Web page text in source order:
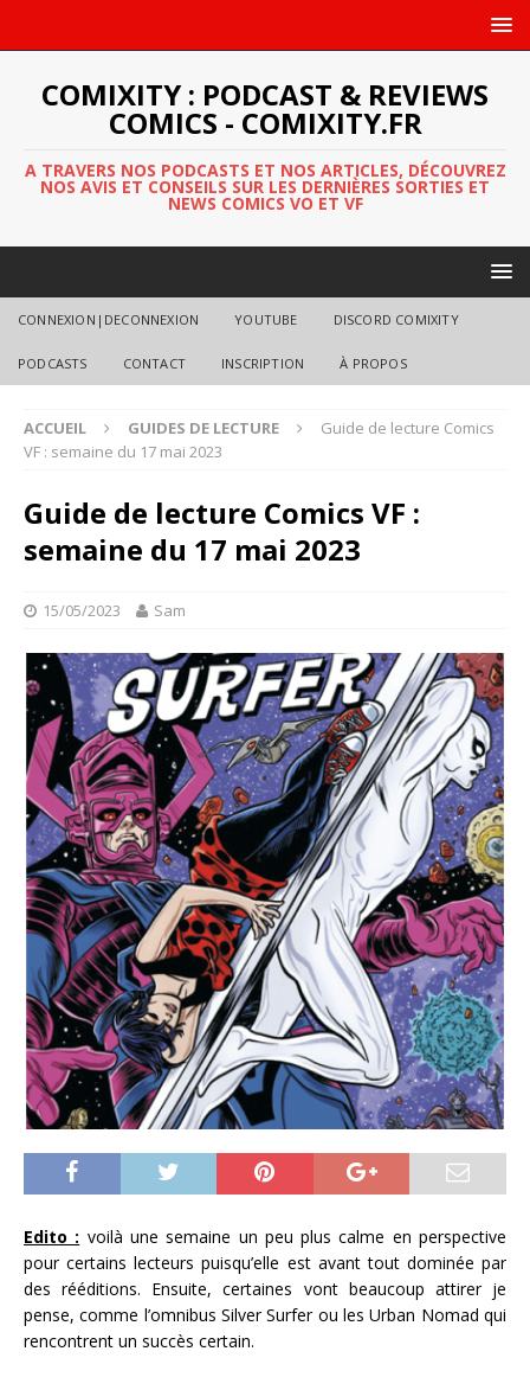
COMIXITY : PODCAST & REVIEWS
COMICS - COMIXITY.FR
A TRAVERS NOS PODCASTS ET NOS ARTICLES, DÉCOUVREZ
NOS AVIS ET CONSEILS SUR LES DERNIÈRES SORTIES ET
NEWS COMICS VO ET VF
CONNEXION|DECONNEXION YOUTUBE DISCORD COMIXITY
PODCASTS CONTACT INSCRIPTION À PROPOS
ACCUEIL GUIDES DE LECTURE
Guide de lecture Comics
VF : semaine du 17 mai 2023
Guide de lecture Comics VF :
semaine du 17 mai 2023
15/05/2023 Sam
Edito : voilà une semaine un peu plus calme en perspective
pour certains lecteurs puisqu’elle est avant tout dominée par
des rééditions. Ensuite, certaines vont beaucoup attirer je
pense, comme l’omnibus Silver Surfer ou les Urban Nomad qui
rencontrent un succès certain.